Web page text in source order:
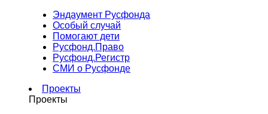
Эндаумент Русфонда
Особый случай
Помогают дети
Русфонд.Право
Русфонд.Регистр
СМИ о Русфонде
Проекты
Проекты